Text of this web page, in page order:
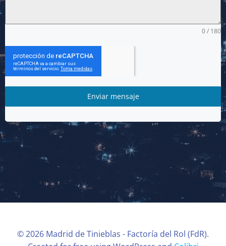
0 / 180
Enviar mensaje
© 2026 Madrid de Tinieblas - Factoría del Rol (FdR).